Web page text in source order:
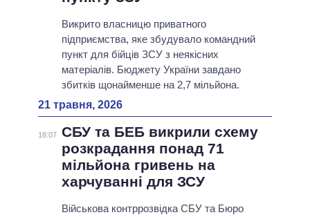
Викрито власницю приватного
підприємства, яке збудувало командний
пункт для бійців ЗСУ з неякісних
матеріалів. Бюджету України завдано
збитків щонайменше на 2,7 мільйона.
21 травня, 2026
18:07 СБУ та БЕБ викрили схему
розкрадання понад 71
мільйона гривень на
харчуванні для ЗСУ
Військова контррозвідка СБУ та Бюро